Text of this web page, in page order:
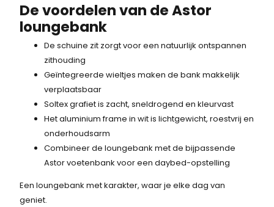
7
.
j
w
s
:
.
5
7
.
7
,
0
.
De voordelen van de Astor
loungebank
De schuine zit zorgt voor een natuurlijk ontspannen
zithouding
Geïntegreerde wieltjes maken de bank makkelijk
verplaatsbaar
Soltex grafiet is zacht, sneldrogend en kleurvast
Het aluminium frame in wit is lichtgewicht, roestvrij en
onderhoudsarm
Combineer de loungebank met de bijpassende
Astor voetenbank voor een daybed-opstelling
Een loungebank met karakter, waar je elke dag van
geniet.